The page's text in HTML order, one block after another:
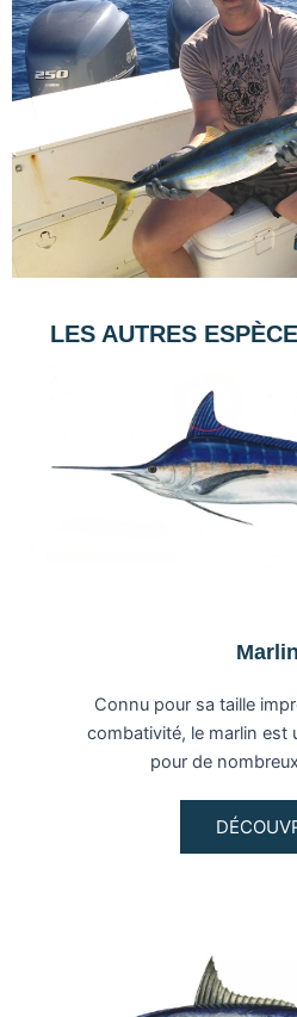
LES AUTRES
Marlin
Connu pour sa taille
combativité, le marlin est
pour de